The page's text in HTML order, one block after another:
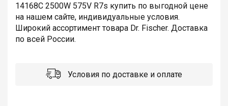
14168C 2500W 575V R7s купить по выгодной цене
на нашем сайте, индивидуальные условия.
Широкий ассортимент товара Dr. Fischer. Доставка
по всей России.
Условия по доставке и оплате